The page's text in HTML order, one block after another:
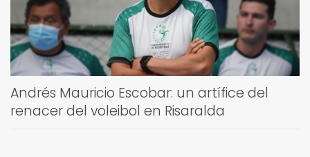
Andrés Mauricio Escobar: un artífice del
renacer del voleibol en Risaralda